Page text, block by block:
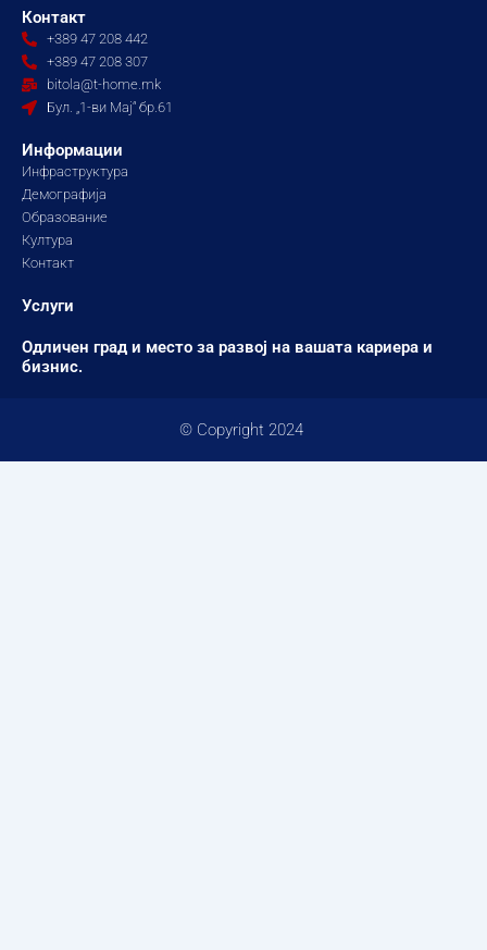
Контакт
+389 47 208 442
+389 47 208 307
bitola@t-home.mk
Бул. „1-ви Мај“ бр.61
Информации
Инфраструктура
Демографија
Образование
Култура
Контакт
Услуги
Одличен град и место за развој на вашата кариера и
бизнис.
© Copyright 2024